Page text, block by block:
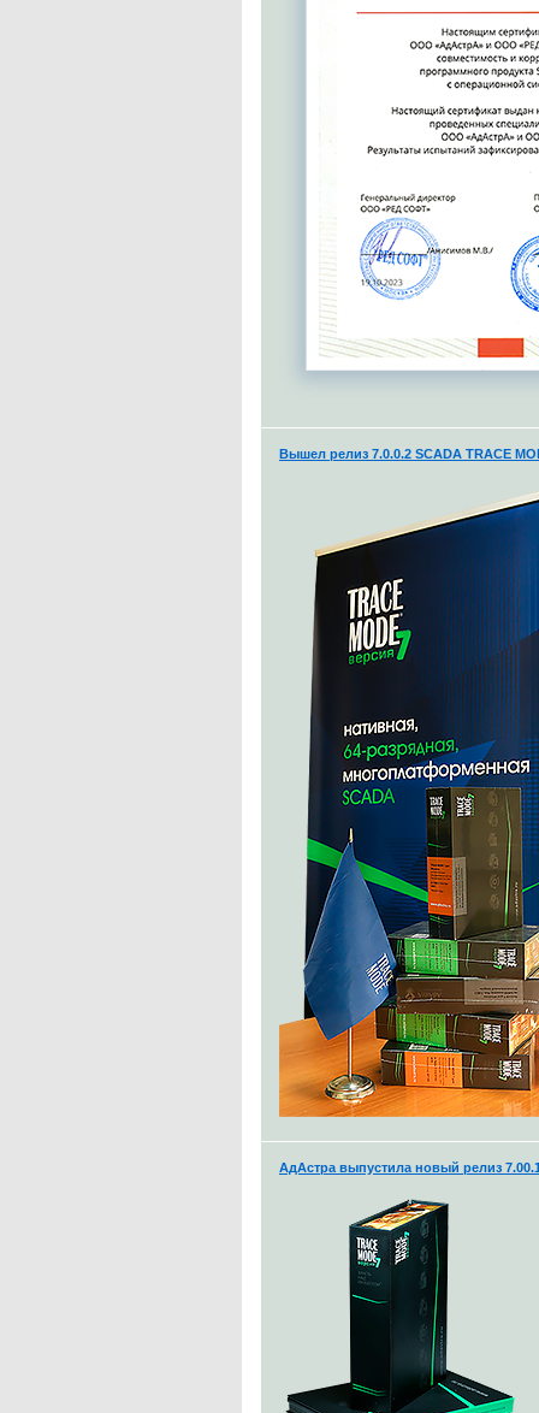
Вышел релиз 7.0.0.2 SCADA TRACE
АдАстра выпустила новый релиз